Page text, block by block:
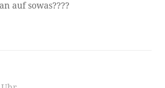
auf sowas????